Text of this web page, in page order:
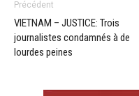
Précédent
VIETNAM – JUSTICE: Trois
journalistes condamnés à de
lourdes peines